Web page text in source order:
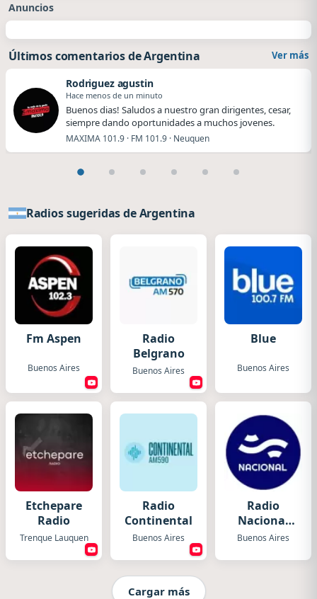
Anuncios
Últimos comentarios de Argentina Ver más
Rodriguez agustin
Hace menos de un minuto
Buenos dias! Saludos a nuestro gran dirigentes, cesar,
siempre dando oportunidades a muchos jovenes.
MAXIMA 101.9 · FM 101.9 · Neuquen
Radios sugeridas de Argentina
Fm Aspen
Buenos Aires
Radio
Belgrano
Buenos Aires
Blue
Buenos Aires
Etchepare
Radio
Trenque Lauquen
Radio
Continental
Buenos Aires
Radio
Nacional
Folklórica
Buenos Aires
Cargar más